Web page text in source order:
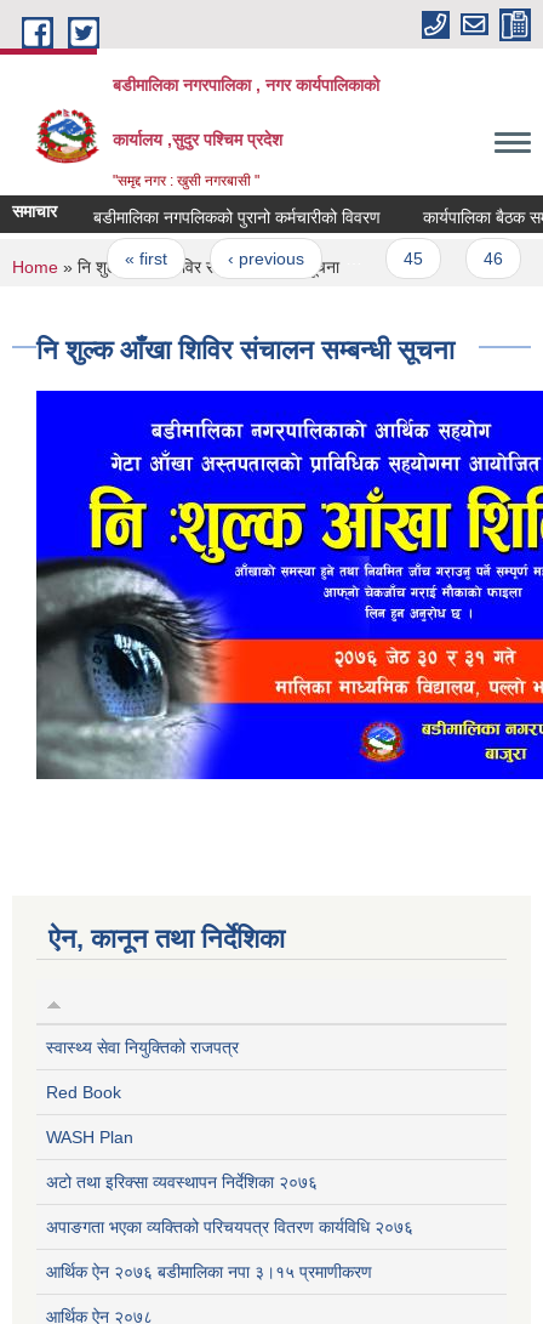
Skip to main content
बडीमालिका नगरपालिका , नगर कार्यपालिकाको
कार्यालय ,सुदुर पश्चिम प्रदेश
"समृद्द नगर : खुसी नगरबासी "
समाचार बडीमालिका नगपलिकको पुरानो कर्मचारीको विवरण कार्यपालिका बैठक
Pages
« first ‹ previous …
You are here
Home » नि शुल्क आँखा शिविर संचालन सम्बन्धी सूचना
नि शुल्क आँखा शिविर संचालन सम्बन्धी सूचना
ऐन, कानून तथा निर्देशिका
स्वास्थ्य सेवा नियुक्तिको राजपत्र
Red Book
WASH Plan
अटो तथा इरिक्सा व्यवस्थापन निर्देशिका २०७६
अपाङगता भएका व्यक्तिको परिचयपत्र वितरण कार्यविधि २०७६
आर्थिक ऐन २०७६ बडीमालिका नपा ३।१५ प्रमाणीकरण
आर्थिक ऐन २०७८